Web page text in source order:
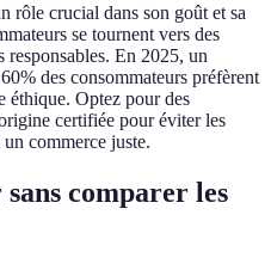
rôle crucial dans son goût et sa
se tournent vers des
responsables. En 2025, un
des consommateurs préfèrent
éthique. Optez pour des
certifiée pour éviter les
commerce juste.
comparer les